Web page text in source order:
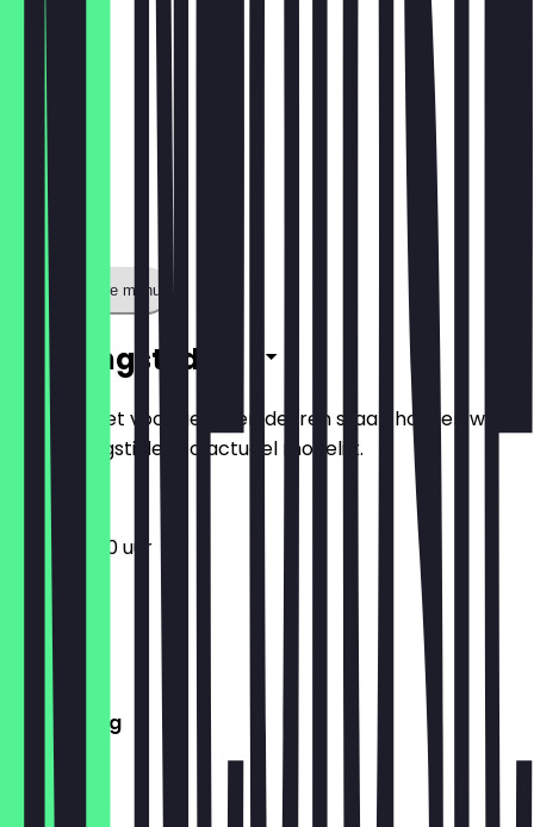
Toon volledige menu
Openingstijden
Zodat je niet voor gesloten deuren staat, houden we
de openingstijden zo actueel mogelijk.
12:00 - 21:00 uur
Maandag
Dinsdag
Woensdag
Donderdag
Vrijdag
Zaterdag
Zondag